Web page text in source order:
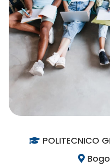
POLITECNICO